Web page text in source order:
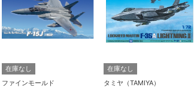
在庫なし
ファインモールド
在庫なし
タミヤ（TAMIYA）